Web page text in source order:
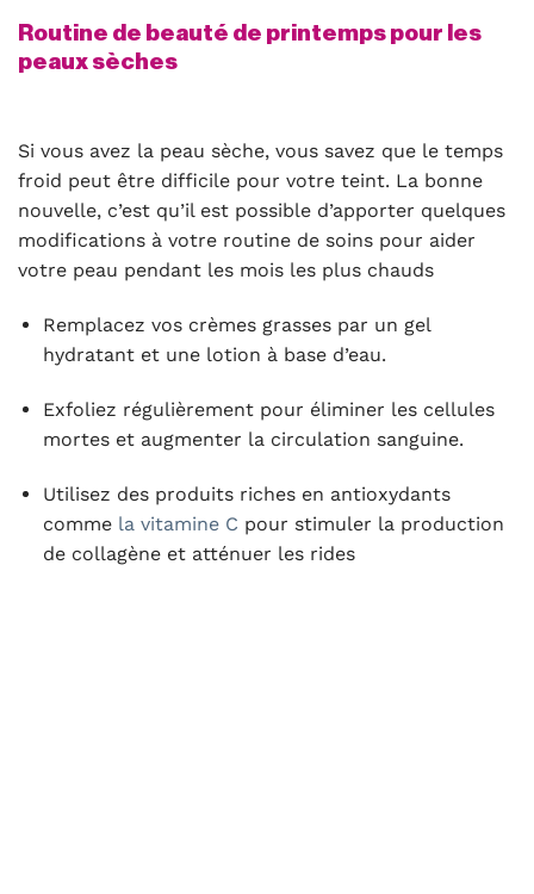
Routine de beauté de printemps pour les
peaux sèches
Si vous avez la peau sèche, vous savez que le temps
froid peut être difficile pour votre teint. La bonne
nouvelle, c’est qu’il est possible d’apporter quelques
modifications à votre routine de soins pour aider
votre peau pendant les mois les plus chauds
Remplacez vos crèmes grasses par un gel
hydratant et une lotion à base d’eau.
Exfoliez régulièrement pour éliminer les cellules
mortes et augmenter la circulation sanguine.
Utilisez des produits riches en antioxydants
commela vitamine C pour stimuler la production
de collagène et atténuer les rides